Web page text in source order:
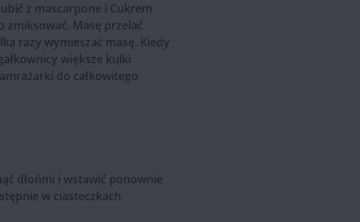
z mascarpone i Cukrem
Masę przelać
razy wymieszać masę. Kiedy
większe kulki
do całkowitego
dłońmi i wstawić ponownie
w ciasteczkach